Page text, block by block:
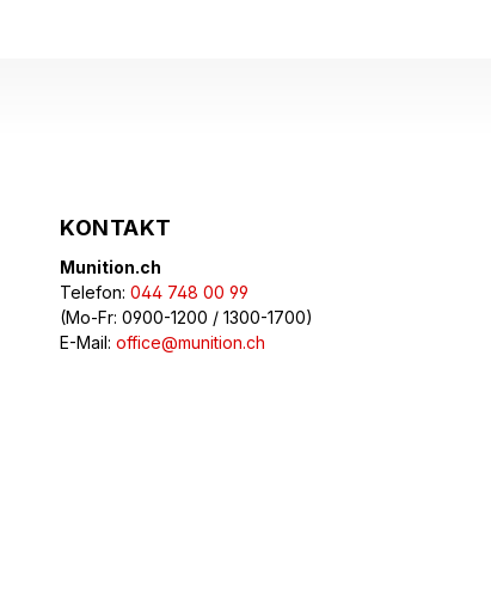
KONTAKT
Munition.ch
Telefon: 044 748 00 99
(Mo-Fr: 0900-1200 / 1300-1700)
E-Mail: office@munition.ch